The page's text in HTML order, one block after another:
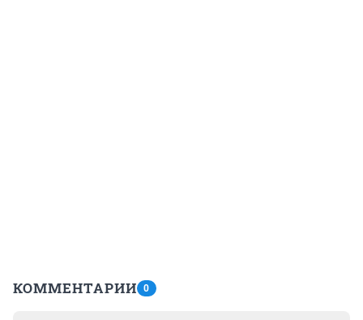
КОММЕНТАРИИ 0